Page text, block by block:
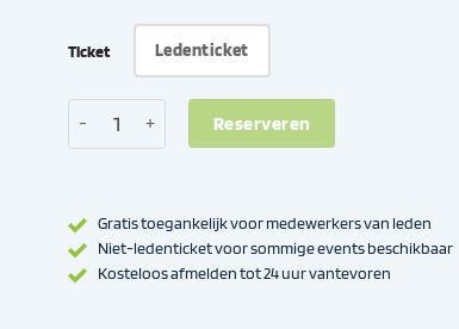
Ticket Ledenticket
Reserveren
Gratis toegankelijk voor medewerkers van leden
Niet-ledenticket voor sommige events beschikbaar
Kosteloos afmelden tot 24 uur vantevoren